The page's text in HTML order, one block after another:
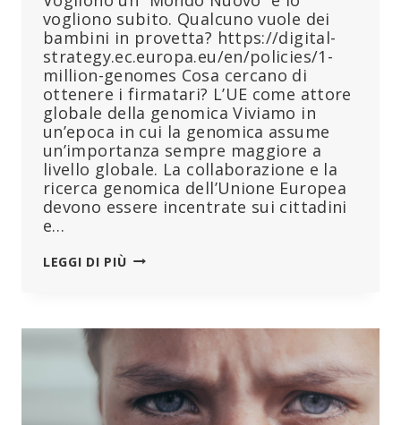
vogliono subito. Qualcuno vuole dei
bambini in provetta? https://digital-
strategy.ec.europa.eu/en/policies/1-
million-genomes Cosa cercano di
ottenere i firmatari? L’UE come attore
globale della genomica Viviamo in
un’epoca in cui la genomica assume
un’importanza sempre maggiore a
livello globale. La collaborazione e la
ricerca genomica dell’Unione Europea
devono essere incentrate sui cittadini
e…
LEGGI DI PIÙVOGLIONO
LA
PRIMA,
CON